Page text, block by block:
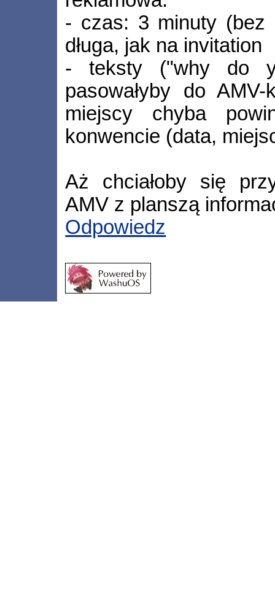
- czas: 3 minuty
długa, jak na invitation
- teksty ("why do
pasowałyby do
miejscy chyba
konwencie (data,
Aż chciałoby się
AMV z planszą
Odpowiedz